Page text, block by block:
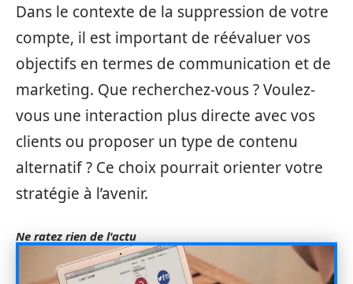
Dans le contexte de la suppression de votre
compte, il est important de réévaluer vos
objectifs en termes de communication et de
marketing. Que recherchez-vous ? Voulez-
vous une interaction plus directe avec vos
clients ou proposer un type de contenu
alternatif ? Ce choix pourrait orienter votre
stratégie à l’avenir.
Ne ratez rien de l'actu